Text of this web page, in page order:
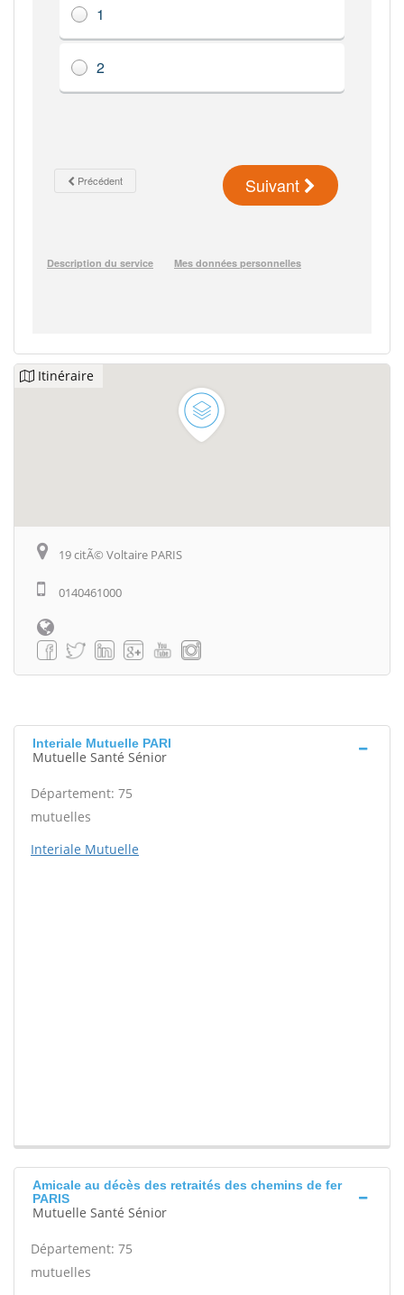
Itinéraire
19 citÃ© Voltaire PARIS
0140461000
Interiale Mutuelle PARI
Mutuelle Santé Sénior
Département: 75
mutuelles
Interiale Mutuelle
Amicale au décès des retraités des chemins de fer
PARIS
Mutuelle Santé Sénior
Département: 75
mutuelles